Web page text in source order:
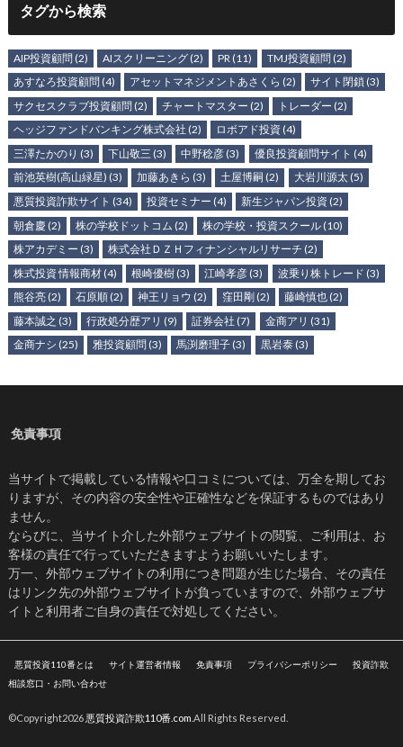
タグから検索
AIP投資顧問(2) AIスクリーニング (2) PR (11) TMJ投資顧問(2)
あすなろ投資顧問 (4) アセットマネジメントあさくら (2) サイト閉鎖 (3)
サクセスクラブ投資顧問 (2) チャートマスター (2) トレーダー (2)
ヘッジファンドバンキング株式会社 (2) ロボアド投資 (4)
三澤たかのり (3) 下山敬三 (3) 中野稔彦 (3) 優良投資顧問サイト (4)
前池英樹(高山緑星) (3) 加藤あきら (3) 土屋博嗣 (2) 大岩川源太(5)
悪質投資詐欺サイト (34) 投資セミナー (4) 新生ジャパン投資 (2)
朝倉慶 (2) 株の学校ドットコム (2) 株の学校・投資スクール (10)
株アカデミー (3) 株式会社ＤＺＨフィナンシャルリサーチ (2)
株式投資 情報商材(4) 根崎優樹 (3) 江崎孝彦 (3) 波乗り株トレード (3)
熊谷亮(2) 石原順 (2) 神王リョウ (2) 窪田剛(2) 藤崎慎也(2)
藤本誠之 (3) 行政処分歴アリ (9) 証券会社 (7) 金商アリ (31)
金商ナシ (25) 雅投資顧問 (3) 馬渕磨理子 (3) 黒岩泰(3)
免責事項
当サイトで掲載している情報や口コミについては、万全を期してお
りますが、その内容の安全性や正確性などを保証するものではあり
ません。
ならびに、当サイト介した外部ウェブサイトの閲覧、ご利用は、お
客様の責任で行っていただきますようお願いいたします。
万一、外部ウェブサイトの利用につき問題が生じた場合、その責任
はリンク先の外部ウェブサイトが負っていますので、外部ウェブサ
イトと利用者ご自身の責任で対処してください。
悪質投資110番とは サイト運営者情報 免責事項 プライバシーポリシー
投資詐欺
相談窓口・お問い合わせ
©Copyright2026 悪質投資詐欺110番.com .All Rights Reserved.